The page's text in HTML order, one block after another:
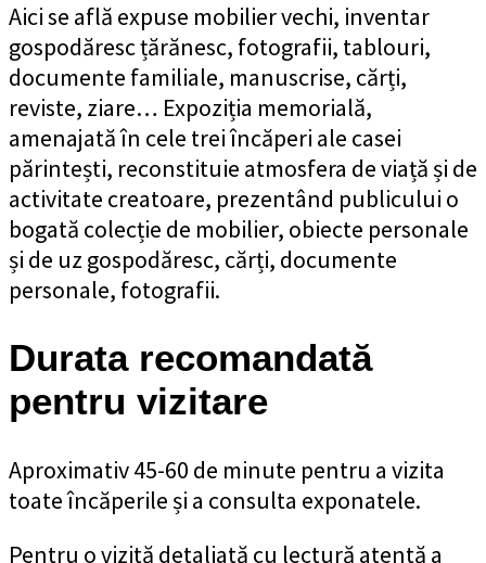
Aici se află expuse mobilier vechi, inventar
gospodăresc țărănesc, fotografii, tablouri,
documente familiale, manuscrise, cărți,
reviste, ziare… Expoziția memorială,
amenajată în cele trei încăperi ale casei
părintești, reconstituie atmosfera de viață și de
activitate creatoare, prezentând publicului o
bogată colecție de mobilier, obiecte personale
și de uz gospodăresc, cărți, documente
personale, fotografii.
Durata recomandată
pentru vizitare
Aproximativ 45-60 de minute pentru a vizita
toate încăperile și a consulta exponatele.
Pentru o vizită detaliată cu lectură atentă a